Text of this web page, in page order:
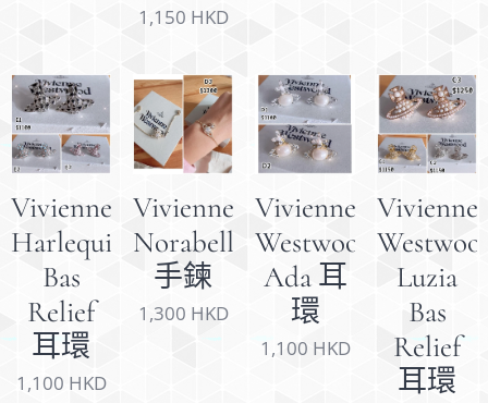
1,150 HKD
Vivienne
Harlequin
Bas
Relief
耳環
1,100 HKD
Vivienne
Norabelle
手鍊
1,300 HKD
Vivienne
Westwood
Ada 耳
環
1,100 HKD
Vivienne
Luzia
Bas
Relief
耳環